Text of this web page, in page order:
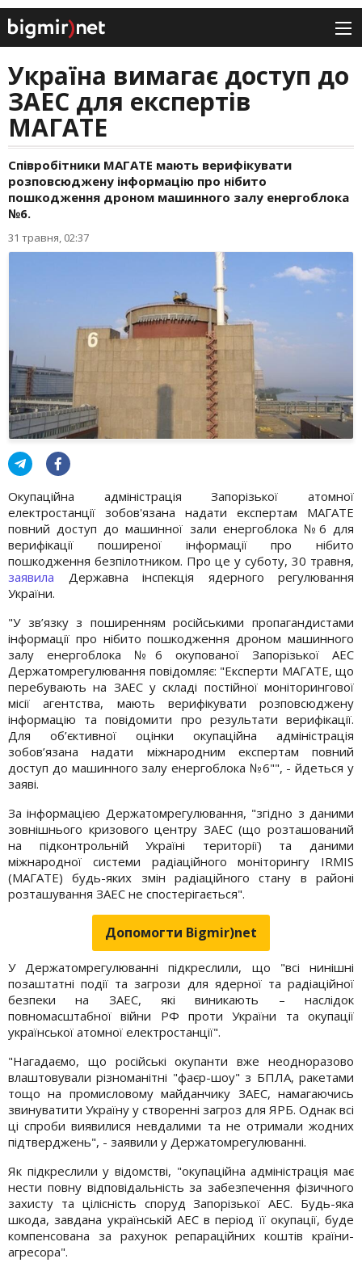
Україна вимагає доступ до
ЗАЕС для експертів
МАГАТЕ
Співробітники МАГАТЕ мають верифікувати
розповсюджену інформацію про нібито
пошкодження дроном машинного залу енергоблока
№6.
31 травня, 02:37
Окупаційна адміністрація Запорізької атомної
електростанції зобов'язана надати експертам МАГАТЕ
повний доступ до машинної зали енергоблока №6 для
верифікації поширеної інформації про нібито
пошкодження безпілотником. Про це у суботу, 30 травня,
заявила Державна інспекція ядерного регулювання
України.
"У зв’язку з поширенням російськими пропагандистами
інформації про нібито пошкодження дроном машинного
залу енергоблока №6 окупованої Запорізької АЕС
Держатомрегулювання повідомляє: "Експерти МАГАТЕ, що
перебувають на ЗАЕС у складі постійної моніторингової
місії агентства, мають верифікувати розповсюджену
інформацію та повідомити про результати верифікації.
Для об’єктивної оцінки окупаційна адміністрація
зобов’язана надати міжнародним експертам повний
доступ до машинного залу енергоблока №6"", - йдеться у
заяві.
За інформацією Держатомрегулювання, "згідно з даними
зовнішнього кризового центру ЗАЕС (що розташований
на підконтрольній Україні території) та даними
міжнародної системи радіаційного моніторингу IRMIS
(МАГАТЕ) будь-яких змін радіаційного стану в районі
розташування ЗАЕС не спостерігається".
Допомогти Bigmir)net
У Держатомрегулюванні підкреслили, що "всі нинішні
позаштатні події та загрози для ядерної та радіаційної
безпеки на ЗАЕС, які виникають – наслідок
повномасштабної війни РФ проти України та окупації
української атомної електростанції".
"Нагадаємо, що російські окупанти вже неодноразово
влаштовували різноманітні "фаєр-шоу" з БПЛА, ракетами
тощо на промисловому майданчику ЗАЕС, намагаючись
звинуватити Україну у створенні загроз для ЯРБ. Однак всі
ці спроби виявилися невдалими та не отримали жодних
підтверджень", - заявили у Держатомрегулюванні.
Як підкреслили у відомстві, "окупаційна адміністрація має
нести повну відповідальність за забезпечення фізичного
захисту та цілісність споруд Запорізької АЕС. Будь-яка
шкода, завдана українській АЕС в період її окупації, буде
компенсована за рахунок репараційних коштів країни-
агресора".